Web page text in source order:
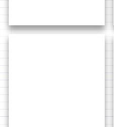
於2020年10月，西九龙